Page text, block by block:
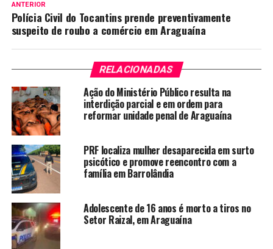
ANTERIOR
Polícia Civil do Tocantins prende preventivamente
suspeito de roubo a comércio em Araguaína
RELACIONADAS
Ação do Ministério Público resulta na
interdição parcial e em ordem para
reformar unidade penal de Araguaína
PRF localiza mulher desaparecida em surto
psicótico e promove reencontro com a
família em Barrolândia
Adolescente de 16 anos é morto a tiros no
Setor Raizal, em Araguaína